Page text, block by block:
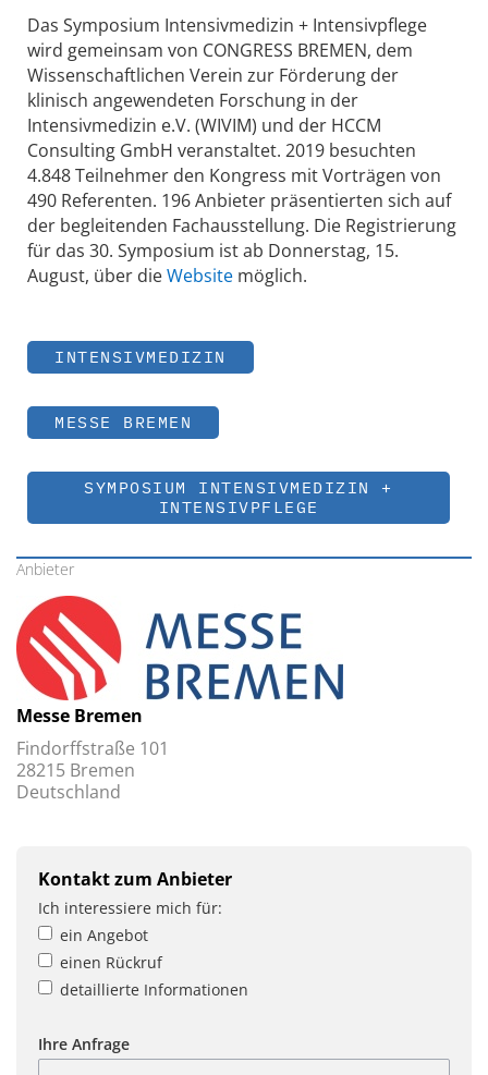
Das Symposium Intensivmedizin + Intensivpflege
wird gemeinsam von CONGRESS BREMEN, dem
Wissenschaftlichen Verein zur Förderung der
klinisch angewendeten Forschung in der
Intensivmedizin e.V. (WIVIM) und der HCCM
Consulting GmbH veranstaltet. 2019 besuchten
4.848 Teilnehmer den Kongress mit Vorträgen von
490 Referenten. 196 Anbieter präsentierten sich auf
der begleitenden Fachausstellung. Die Registrierung
für das 30. Symposium ist ab Donnerstag, 15.
August, über dieWebsite möglich.
INTENSIVMEDIZIN
MESSE BREMEN
SYMPOSIUM INTENSIVMEDIZIN +
INTENSIVPFLEGE
Anbieter
Messe Bremen
Findorffstraße 101
28215 Bremen
Deutschland
Kontakt zum Anbieter
Ich interessiere mich für:
ein Angebot
einen Rückruf
detaillierte Informationen
Ihre Anfrage